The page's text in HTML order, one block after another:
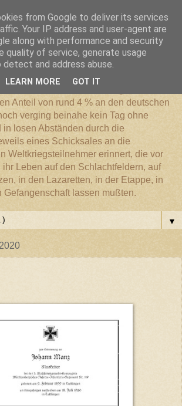
Blog
Anteil von rund 4 % an den deutschen
verging beinahe kein Tag ohne
in losen Abständen durch die
eines Schicksales an die
Weltkriegsteilnehmer erinnert, die vor
Leben auf den Schlachtfeldern, auf
in den Lazaretten, in der Etappe, in
Gefangenschaft lassen mußten.
▼
from Google to deliver its services
Your IP address and user-agent are
along with performance and security
quality of service, generate usage
and address abuse.
LEARN MORE GOT IT